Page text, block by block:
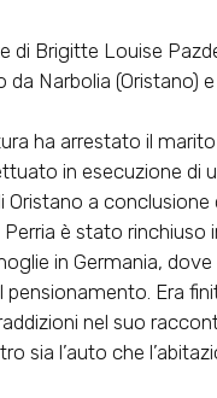
di Brigitte Louise
Narbolia (Oristano)
ha arrestato il
in esecuzione di
Oristano a
è stato rinchiuso
in Germania,
pensionamento. Era
nel suo
sia l’auto che